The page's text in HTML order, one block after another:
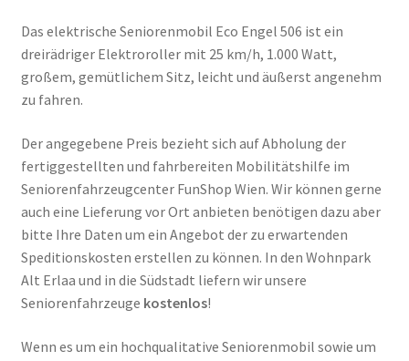
Das elektrische Seniorenmobil Eco Engel 506 ist ein
dreirädriger Elektroroller mit 25 km/h, 1.000 Watt,
großem, gemütlichem Sitz, leicht und äußerst angenehm
zu fahren.
Der angegebene Preis bezieht sich auf Abholung der
fertiggestellten und fahrbereiten Mobilitätshilfe im
Seniorenfahrzeugcenter FunShop Wien. Wir können gerne
auch eine Lieferung vor Ort anbieten benötigen dazu aber
bitte Ihre Daten um ein Angebot der zu erwartenden
Speditionskosten erstellen zu können. In den Wohnpark
Alt Erlaa und in die Südstadt liefern wir unsere
Seniorenfahrzeuge kostenlos!
Wenn es um ein hochqualitative Seniorenmobil sowie um